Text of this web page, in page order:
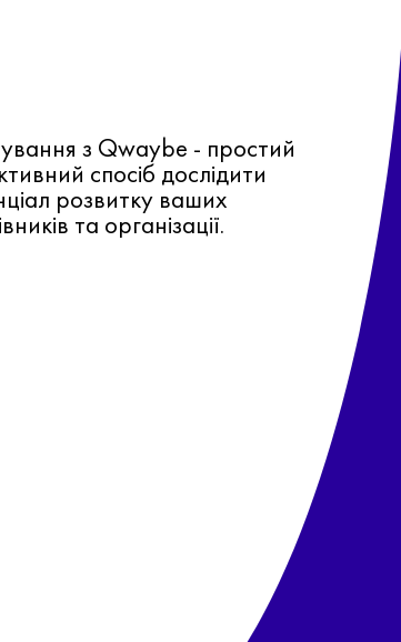
з Qwaybe - простий
спосіб дослідити
розвитку ваших
та організації.